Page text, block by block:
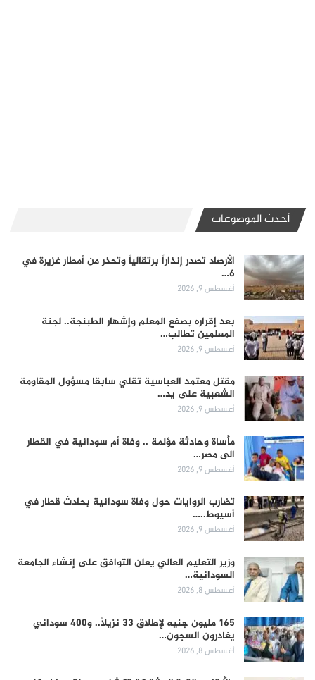
أحدث الموضوعات
الأرصاد تصدر إنذاراً برتقالياً وتحذر من أمطار غزيرة في
6…
أغسطس 9, 2026
بعد إقراره بصفع المعلم وإشهار الطبنجة.. لجنة
المعلمين تطالب…
أغسطس 9, 2026
مقتل معتمد العباسية تقلي سابقا مسؤول المقاومة
الشعبية على يد…
أغسطس 9, 2026
مأساة وحادثة مؤلمة .. وفاة أم سودانية في القطار
الى مصر…
أغسطس 9, 2026
تضارب الروايات حول وفاة سودانية بحادث قطار في
أسيوط..…
أغسطس 9, 2026
وزير التعليم العالي يعلن التوافق على إنشاء الجامعة
السودانية…
أغسطس 8, 2026
165 مليون جنيه لإطلاق 33 نزيلاً.. و400 سوداني
يغادرون السجون…
أغسطس 8, 2026